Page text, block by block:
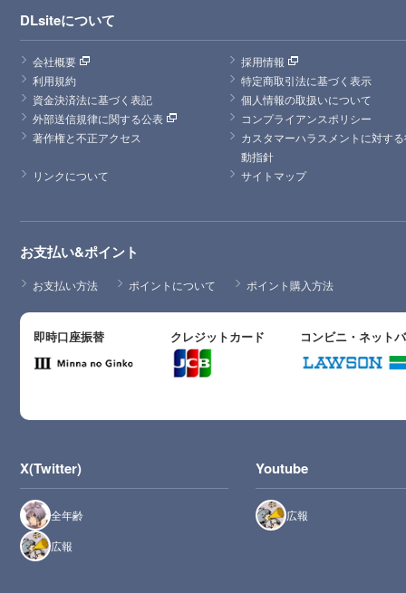
DLsiteについて
会社概要
採用情報
利用規約
特定商取引法に基づく表示
資金決済法に基づく表記
個人情報の取扱いについて
外部送信規律に関する公表
コンプライアンスポリシー
著作権と不正アクセス
カスタマーハラスメントに対す
動指針
リンクについて
サイトマップ
お支払い&ポイント
お支払い方法 ポイントについて ポイント購入方法
即時口座振替 クレジットカード コンビニ・ネット
X(Twitter)
全年齢
広報
Youtube
広報